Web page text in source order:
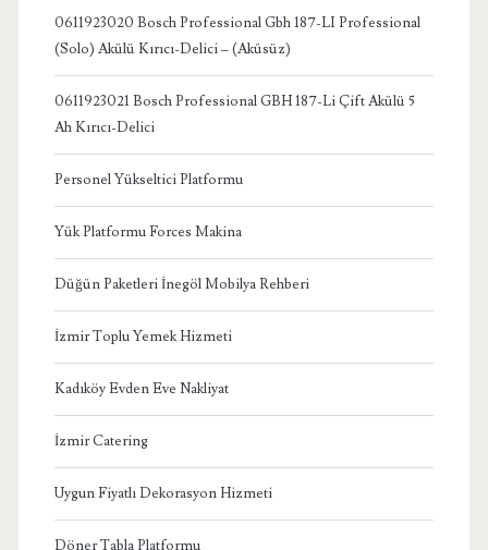
0611923020 Bosch Professional Gbh 187-LI Professional
(Solo) Akülü Kırıcı-Delici – (Aküsüz)
0611923021 Bosch Professional GBH 187-Li Çift Akülü 5
Ah Kırıcı-Delici
Personel Yükseltici Platformu
Yük Platformu Forces Makina
Düğün Paketleri İnegöl Mobilya Rehberi
İzmir Toplu Yemek Hizmeti
Kadıköy Evden Eve Nakliyat
İzmir Catering
Uygun Fiyatlı Dekorasyon Hizmeti
Döner Tabla Platformu